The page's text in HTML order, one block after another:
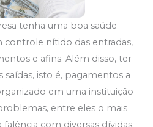
tenha uma boa saúde
controle nítido das entradas,
e afins. Além disso, ter
isto é, pagamentos a
em uma instituição
entre eles o mais
com diversas dívidas.